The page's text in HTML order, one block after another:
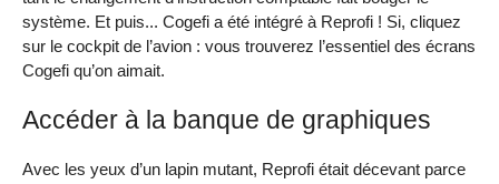
système. Et puis... Cogefi a été intégré à Reprofi ! Si, cliquez
sur le cockpit de l’avion : vous trouverez l’essentiel des écrans
Cogefi qu’on aimait.
Accéder à la banque de graphiques
Avec les yeux d’un lapin mutant, Reprofi était décevant parce